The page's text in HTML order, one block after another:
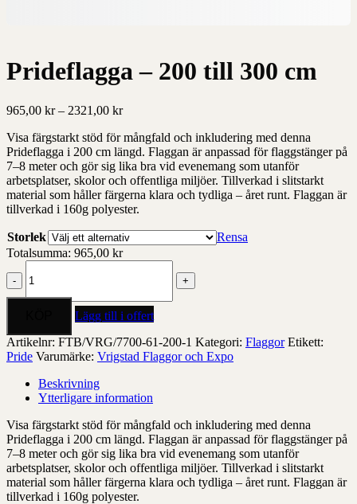
Prideflagga – 200 till 300 cm
965,00 kr – 2321,00 krPrisintervall:
till
2321,00 kr
Visa färgstarkt stöd för mångfald och inkludering med denna
Prideflagga i 200 cm längd. Flaggan är anpassad för flaggstänger på
7–8 meter och gör sig lika bra vid evenemang som utanför
arbetsplatser, skolor och offentliga miljöer. Tillverkad i slitstarkt
material som håller färgerna klara och tydliga – året runt. Flaggan är
tillverkad i 160g polyester.
Storlek
Rensa
Totalsumma: 965,00 kr
–
200
cm
mängd
Lägg till i offert
Artikelnr: FTB/VRG/7700-61-200-1 Kategori: Flaggor Etikett:
Pride Varumärke: Vrigstad Flaggor och Expo
Beskrivning
Ytterligare information
Visa färgstarkt stöd för mångfald och inkludering med denna
Prideflagga i 200 cm längd. Flaggan är anpassad för flaggstänger på
7–8 meter och gör sig lika bra vid evenemang som utanför
arbetsplatser, skolor och offentliga miljöer. Tillverkad i slitstarkt
material som håller färgerna klara och tydliga – året runt. Flaggan är
tillverkad i 160g polyester.